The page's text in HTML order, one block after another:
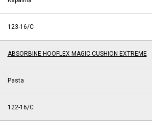
123-16/C
ABSORBINE HOOFLEX MAGIC CUSHION EXTREME
Pasta
122-16/C